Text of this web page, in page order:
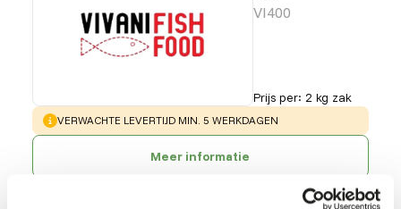
VI400
Prijs per: 2 kg zak
WARNING:
VERWACHTE LEVERTIJD MIN. 5 WERKDAGEN
Meer informatie